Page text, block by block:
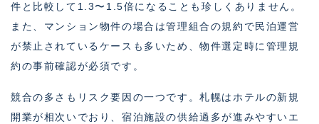
件と比較して1.3〜1.5倍になることも珍しくありません。
また、マンション物件の場合は管理組合の規約で民泊運営
が禁止されているケースも多いため、物件選定時に管理規
約の事前確認が必須です。
競合の多さもリスク要因の一つです。札幌はホテルの新規
開業が相次いでおり、宿泊施設の供給過多が進みやすいエ